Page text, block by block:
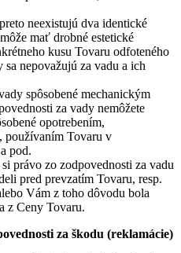
neexistujú dva identické
mať drobné estetické
kusu Tovaru odfoteného
nepovažujú za vadu a ich
spôsobené mechanickým
za vady nemôžete
opotrebením,
používaním Tovaru v
pod.
právo zo zodpovednosti za vadu
pred prevzatím Tovaru, resp.
Vám z toho dôvodu bola
z Ceny Tovaru.
za škodu (reklamácie)